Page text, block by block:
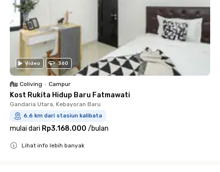
Video 360
Coliving • Campur
Kost Rukita Hidup Baru Fatmawati
Gandaria Utara, Kebayoran Baru
6.6 km dari stasiun kalibata
mulai dari Rp3.168.000 /bulan
Lihat info lebih banyak